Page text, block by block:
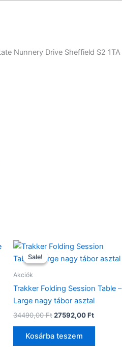
Nunnery Drive Sheffield S2 1TA
Sale!
Sale!
Akciók
Trakker Folding Session Table –
Large nagy tábor asztal
34490,00Ft
Original
was:
27592,00Ft
Current
is:
Kosárba teszem